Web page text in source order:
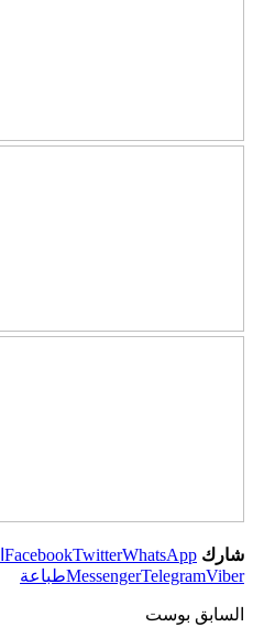
شارك FacebookTwitterWhatsApp
MessengerTelegramViber طباعة
السابق بوست